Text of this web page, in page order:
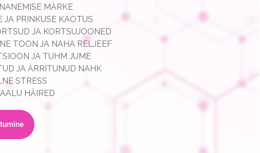
MÄRKE
JA PRINKUSE KAOTUS
JA KORTSUJOONED
TOON JA NAHA RELJEEF
JA TUHM JUME
JA ÄRRITUNUD NAHK
STRESS
HÄIRED